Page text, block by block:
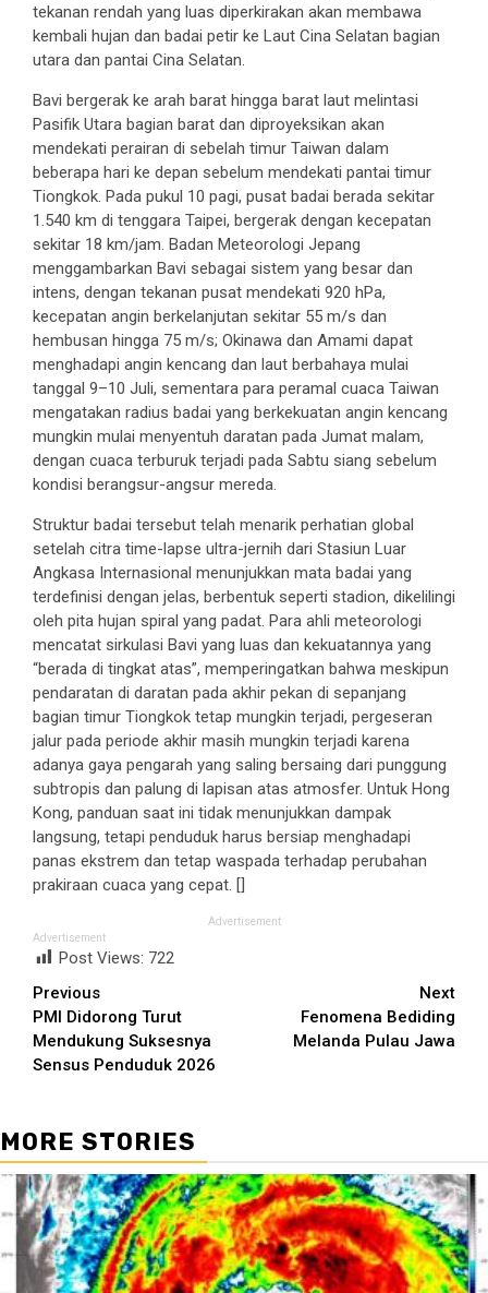
tekanan rendah yang luas diperkirakan akan membawa
kembali hujan dan badai petir ke Laut Cina Selatan bagian
utara dan pantai Cina Selatan.
Bavi bergerak ke arah barat hingga barat laut melintasi
Pasifik Utara bagian barat dan diproyeksikan akan
mendekati perairan di sebelah timur Taiwan dalam
beberapa hari ke depan sebelum mendekati pantai timur
Tiongkok. Pada pukul 10 pagi, pusat badai berada sekitar
1.540 km di tenggara Taipei, bergerak dengan kecepatan
sekitar 18 km/jam. Badan Meteorologi Jepang
menggambarkan Bavi sebagai sistem yang besar dan
intens, dengan tekanan pusat mendekati 920 hPa,
kecepatan angin berkelanjutan sekitar 55 m/s dan
hembusan hingga 75 m/s; Okinawa dan Amami dapat
menghadapi angin kencang dan laut berbahaya mulai
tanggal 9–10 Juli, sementara para peramal cuaca Taiwan
mengatakan radius badai yang berkekuatan angin kencang
mungkin mulai menyentuh daratan pada Jumat malam,
dengan cuaca terburuk terjadi pada Sabtu siang sebelum
kondisi berangsur-angsur mereda.
Struktur badai tersebut telah menarik perhatian global
setelah citra time-lapse ultra-jernih dari Stasiun Luar
Angkasa Internasional menunjukkan mata badai yang
terdefinisi dengan jelas, berbentuk seperti stadion, dikelilingi
oleh pita hujan spiral yang padat. Para ahli meteorologi
mencatat sirkulasi Bavi yang luas dan kekuatannya yang
“berada di tingkat atas”, memperingatkan bahwa meskipun
pendaratan di daratan pada akhir pekan di sepanjang
bagian timur Tiongkok tetap mungkin terjadi, pergeseran
jalur pada periode akhir masih mungkin terjadi karena
adanya gaya pengarah yang saling bersaing dari punggung
subtropis dan palung di lapisan atas atmosfer. Untuk Hong
Kong, panduan saat ini tidak menunjukkan dampak
langsung, tetapi penduduk harus bersiap menghadapi
panas ekstrem dan tetap waspada terhadap perubahan
prakiraan cuaca yang cepat. []
Advertisement
Advertisement
Post Views: 722
Continue
Reading
Previous
PMI Didorong Turut
Mendukung Suksesnya
Sensus Penduduk 2026
Next
Fenomena Bediding
Melanda Pulau Jawa
MORE STORIES